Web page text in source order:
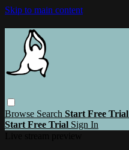
Skip to main content
Browse Search Start Free Trial
Start Free Trial Sign In